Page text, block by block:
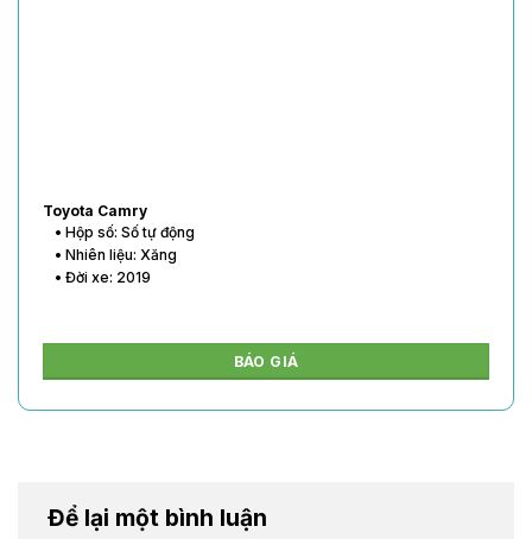
Toyota Vios
• Hộp số: Số tự động
• Nhiên liệu: Xăng
• Đời xe: 2020
BÁO GIÁ
Để lại một bình luận